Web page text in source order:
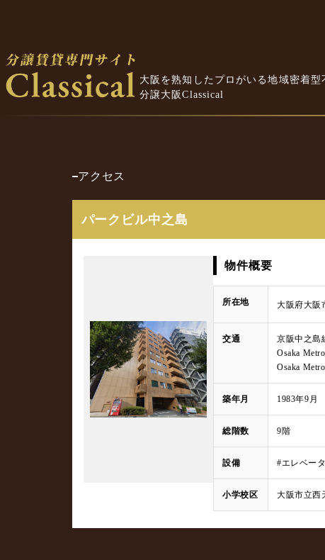
大阪を熟知したプロがいる地域密着型
分譲大阪Classical
アクセス
パークビル中之島
物件概要
所在地 大阪府大阪
交通
京阪中之
Osaka
Osaka
築年月 1983年9月
総階数 9階
設備 #エレベータ
小学校区 大阪市立西